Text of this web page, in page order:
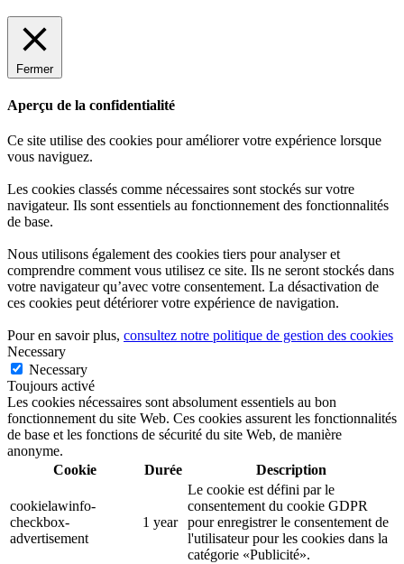
Fermer
Aperçu de la confidentialité
Ce site utilise des cookies pour améliorer votre expérience lorsque
vous naviguez.
Les cookies classés comme nécessaires sont stockés sur votre
navigateur. Ils sont essentiels au fonctionnement des fonctionnalités
de base.
Nous utilisons également des cookies tiers pour analyser et
comprendre comment vous utilisez ce site. Ils ne seront stockés dans
votre navigateur qu’avec votre consentement. La désactivation de
ces cookies peut détériorer votre expérience de navigation.
Pour en savoir plus, consultez notre politique de gestion des cookies
Necessary
Necessary
Toujours activé
Les cookies nécessaires sont absolument essentiels au bon
fonctionnement du site Web. Ces cookies assurent les fonctionnalités
de base et les fonctions de sécurité du site Web, de manière
anonyme.
Cookie
Durée Description
cookielawinfo-
checkbox-
advertisement
1 year
Le cookie est défini par le
consentement du cookie GDPR
pour enregistrer le consentement de
l'utilisateur pour les cookies dans la
catégorie «Publicité».